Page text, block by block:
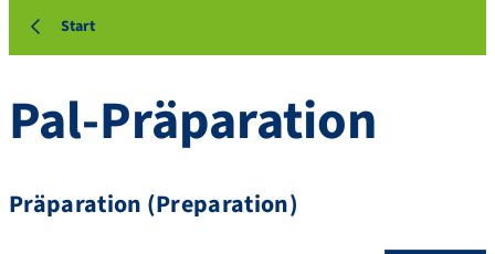
Start
Pal-Präparation
Präparation (Preparation)